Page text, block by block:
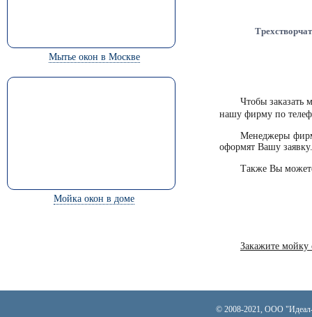
Чтобы заказать
нашу фирму по
Менеджеры
оформят Вашу заявку.
Также Вы
Закажите мойку
Мытье окон в Москве
Мойка окон в доме
© 2008-2021, ООО "Идеал-